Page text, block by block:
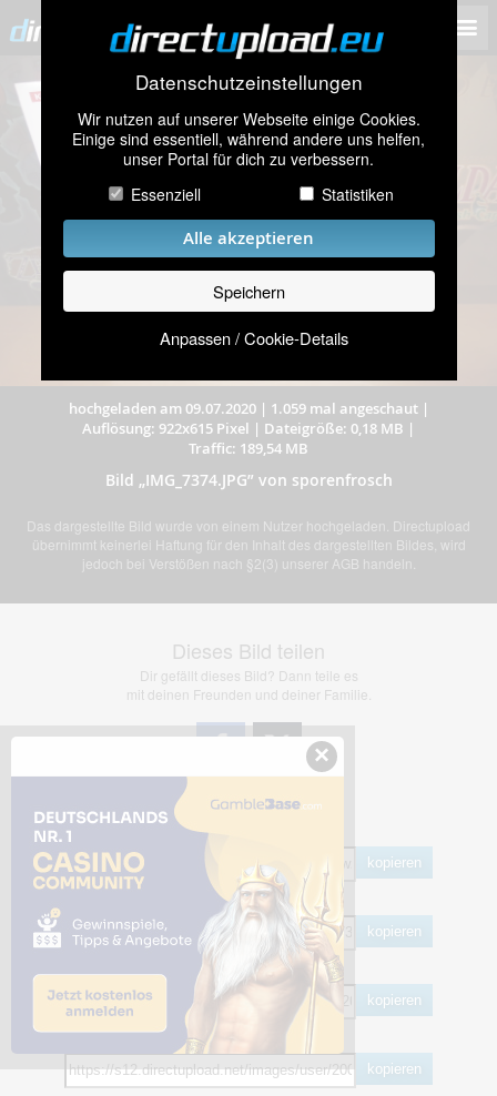
Datenschutzeinstellungen
Wir nutzen auf unserer Webseite einige Cookies.
Einige sind essentiell, während andere uns helfen,
unser Portal für dich zu verbessern.
Essenziell
Statistiken
Alle akzeptieren
Speichern
Anpassen / Cookie-Details
hochgeladen am 09.07.2020| 1.059 mal angeschaut|
Auflösung: 922x615 Pixel | Dateigröße: 0,18 MB |
Traffic: 189,54 MB
Bild „IMG_7374.JPG” von sporenfrosch
Das dargestellte Bild wurde von einem Nutzer hochgeladen. Directupload
übernimmt keinerlei Haftung für den Inhalt des dargestellten Bildes, wird
jedoch bei Verstößen nach §2(3) unserer AGB handeln.
Dieses Bild teilen
Dir gefällt dieses Bild? Dann teile es
mit deinen Freunden und deiner Familie.
Share Links
kopieren
HTML
kopieren
BB Code
kopieren
kopieren
×